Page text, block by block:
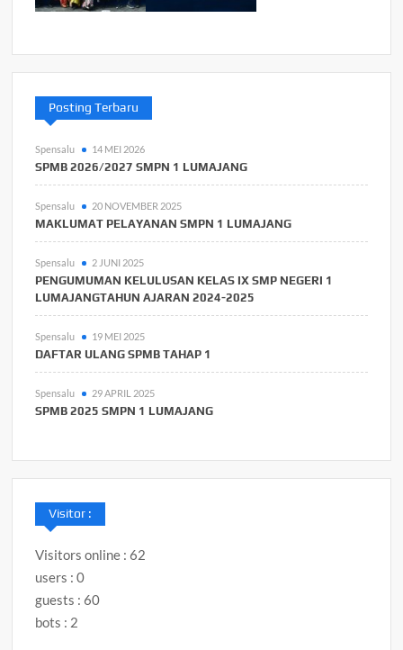
Posting Terbaru
Spensalu 14 MEI 2026
SPMB 2026/2027 SMPN 1 LUMAJANG
Spensalu 20 NOVEMBER 2025
MAKLUMAT PELAYANAN SMPN 1 LUMAJANG
Spensalu 2 JUNI 2025
PENGUMUMAN KELULUSAN KELAS IX SMP NEGERI 1
LUMAJANGTAHUN AJARAN 2024-2025
Spensalu 19 MEI 2025
DAFTAR ULANG SPMB TAHAP 1
Spensalu 29 APRIL 2025
SPMB 2025 SMPN 1 LUMAJANG
Visitor :
Visitors online : 62
users : 0
guests : 60
bots : 2